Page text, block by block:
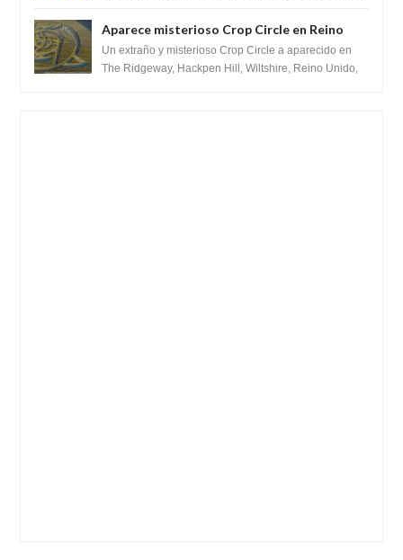
Aparece misterioso Crop Circle en Reino
Unido 23 de junio 2016
Un extraño y misterioso Crop Circle a aparecido en
The Ridgeway, Hackpen Hill, Wiltshire, Reino Unido,